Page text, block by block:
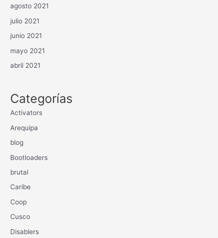
agosto 2021
julio 2021
junio 2021
mayo 2021
abril 2021
Categorías
Activators
Arequipa
blog
Bootloaders
brutal
Caribe
Coop
Cusco
Disablers